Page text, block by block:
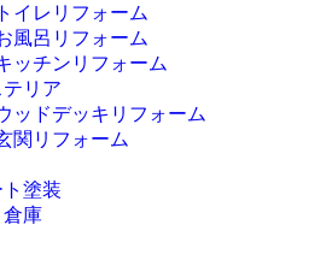
トイレリフォーム
風呂リフォーム
ッチンリフォーム
リア
ッドデッキリフォーム
関リフォーム
塗装
倉庫